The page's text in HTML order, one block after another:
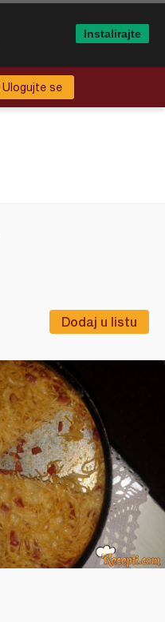
Ulogujte se
Dodaj u listu
Instalirajte